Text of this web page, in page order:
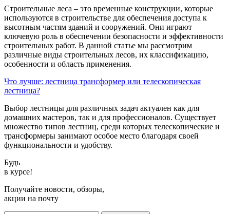
Строительные леса – это временные конструкции, которые
используются в строительстве для обеспечения доступа к
высотным частям зданий и сооружений. Они играют
ключевую роль в обеспечении безопасности и эффективности
строительных работ. В данной статье мы рассмотрим
различные виды строительных лесов, их классификацию,
особенности и область применения.
Что лучше: лестница трансформер или телескопическая
лестница?
Выбор лестницы для различных задач актуален как для
домашних мастеров, так и для профессионалов. Существует
множество типов лестниц, среди которых телескопические и
трансформеры занимают особое место благодаря своей
функциональности и удобству.
Будь
в курсе!
Получайте новости, обзоры,
акции на почту